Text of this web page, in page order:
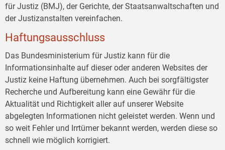
für Justiz (BMJ), der Gerichte, der Staatsanwaltschaften und
der Justizanstalten vereinfachen.
Haftungsausschluss
Das Bundesministerium für Justiz kann für die
Informationsinhalte auf dieser oder anderen Websites der
Justiz keine Haftung übernehmen. Auch bei sorgfältigster
Recherche und Aufbereitung kann eine Gewähr für die
Aktualität und Richtigkeit aller auf unserer Website
abgelegten Informationen nicht geleistet werden. Wenn und
so weit Fehler und Irrtümer bekannt werden, werden diese so
schnell wie möglich korrigiert.